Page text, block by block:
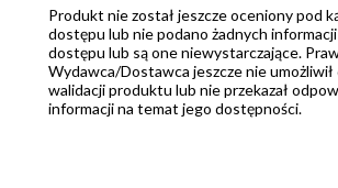
Produkt nie został jeszcze oceniony pod
dostępu lub nie podano żadnych
dostępu lub są one niewystarczające.
Wydawca/Dostawca jeszcze nie umożliwił
walidacji produktu lub nie przekazał
informacji na temat jego dostępności.